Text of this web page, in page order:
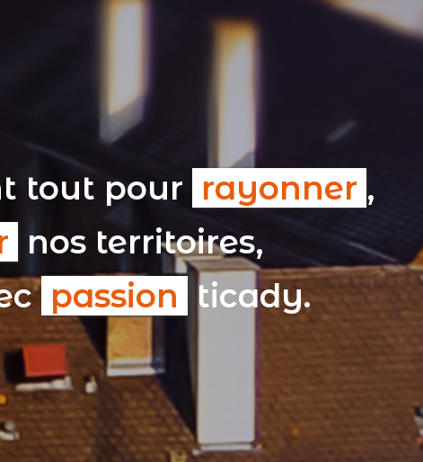
tout pour rayonner ,
nos territoires,
passion ticady.